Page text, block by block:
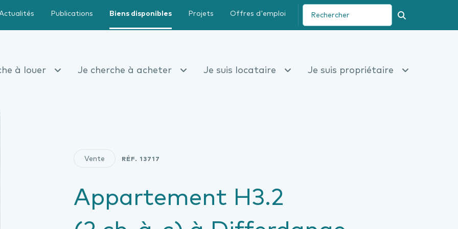
à louer Je cherche à acheter Je suis locataire Je suis propriétaire
Publications Biens disponibles Projets Offres d'emploi
Appartement H3.2
Vente RÉF. 13717